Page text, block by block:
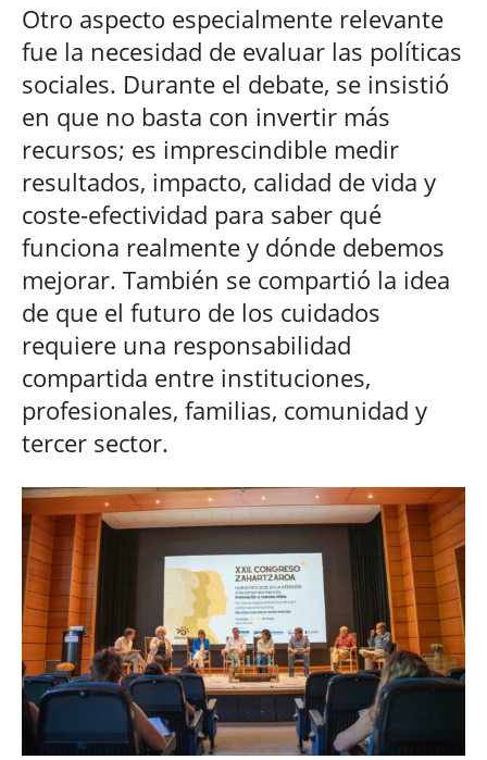
Otro aspecto especialmente relevante
fue la necesidad de evaluar las políticas
sociales. Durante el debate, se insistió
en que no basta con invertir más
recursos; es imprescindible medir
resultados, impacto, calidad de vida y
coste-efectividad para saber qué
funciona realmente y dónde debemos
mejorar. También se compartió la idea
de que el futuro de los cuidados
requiere una responsabilidad
compartida entre instituciones,
profesionales, familias, comunidad y
tercer sector.